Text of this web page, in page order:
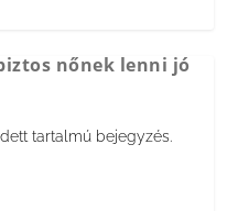
nőnek lenni jó
tartalmú bejegyzés.